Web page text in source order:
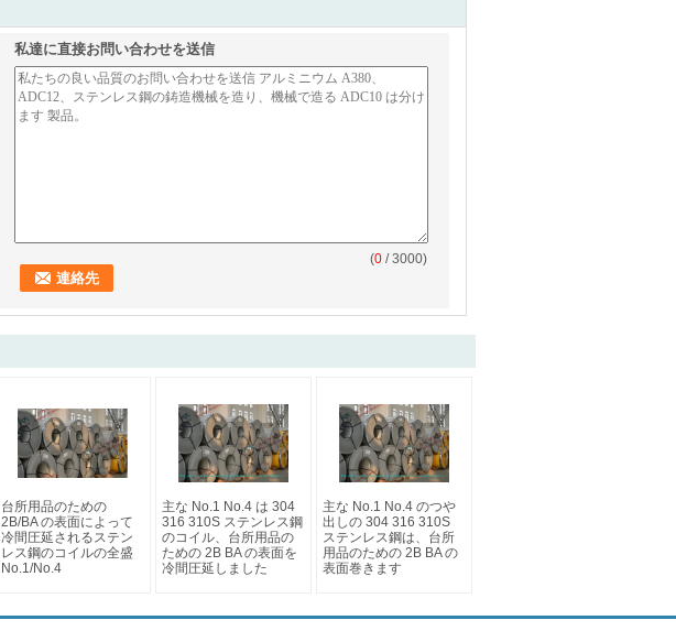
私達に直接お問い合わせを送信
(0 / 3000)
台所用品のための
2B/BA の表面によって
冷間圧延されるステン
レス鋼のコイルの全盛
No.1/No.4
主な No.1 No.4 は 304
316 310S ステンレス鋼
のコイル、台所用品の
ための 2B BA の表面を
冷間圧延しました
主な No.1 No.4 のつや
出しの 304 316 310S
ステンレス鋼は、台所
用品のための 2B BA の
表面巻きます